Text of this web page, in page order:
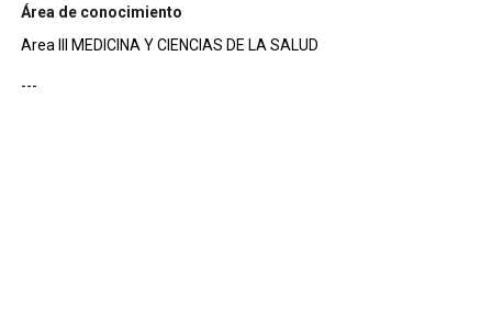
Área de conocimiento
Area III MEDICINA Y CIENCIAS DE LA SALUD
---